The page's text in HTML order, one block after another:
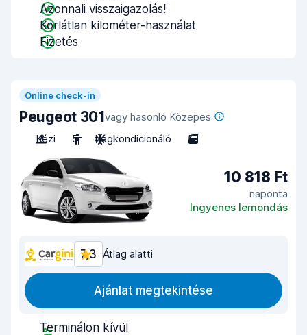
Azonnali visszaigazolás!
Korlátlan kilométer-használat
Fizetés
Online check-in
Peugeot 301vagy hasonló Közepes
Kézi
5 Légkondicionáló 5
10 818 Ft
naponta
Ingyenes lemondás
7,3 Átlag alatti
Ajánlat megtekintése
Terminálon kívül